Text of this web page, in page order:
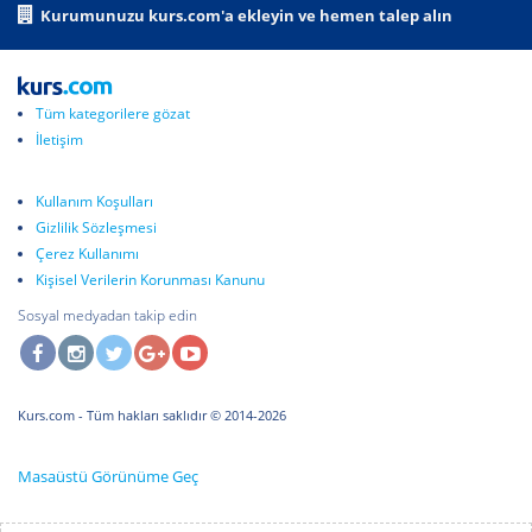
Kurumunuzu kurs.com'a ekleyin ve hemen talep alın
Tüm kategorilere gözat
İletişim
Kullanım Koşulları
Gizlilik Sözleşmesi
Çerez Kullanımı
Kişisel Verilerin Korunması Kanunu
Sosyal medyadan takip edin
Kurs.com - Tüm hakları saklıdır © 2014-2026
Masaüstü Görünüme Geç